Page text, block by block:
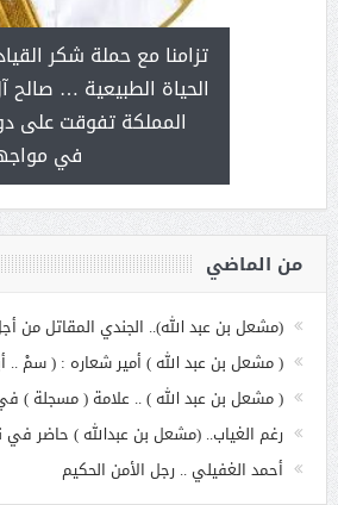
تزامنا مع حملة شكر
الحياة الطبيعية … صالح
المملكة تفوقت على
في
آل شرمه:
على برامج
من الماضي
(مشعل بن عبد الله).. الجندي المقاتل من
( مشعل بن عبد الله ) أمير شعاره : ( سمْ
( مشعل بن عبد الله ) .. علامة ( مسجلة )
رغم الغياب.. (مشعل بن عبدالله ) حاضر في
أحمد الغفيلي .. رجل الأمن الحكيم